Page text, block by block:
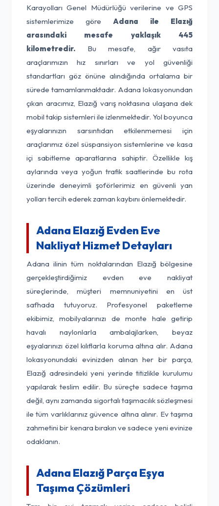
Karayolları Genel Müdürlüğü verilerine ve GPS
sistemlerimize göre Adana ile Elazığ
arasındaki mesafe yaklaşık 445
kilometredir. Bu mesafe, ağır vasıta
araçlarımızın hız sınırları ve yol güvenliği
standartları göz önüne alındığında ortalama bir
sürede tamamlanmaktadır. Adana lokasyonundan
çıkan aracımız, Elazığ varış noktasına ulaşana dek
mobil takip sistemleri ile izlenmektedir. Yol boyunca
eşyalarınızın sarsıntıdan etkilenmemesi için
araçlarımız özel süspansiyon sistemlerine ve kasa
içi sabitleme aparatlarına sahiptir. Özellikle kış
aylarında veya yoğun trafik saatlerinde bu rota
üzerinde deneyimli şoförlerimiz en güvenli yan
yolları tercih ederek zaman kaybını önlemektedir.
Adana Elazığ Evden Eve
Nakliyat Hizmet Detayları
Adana ilinin tüm noktalarından Elazığ bölgesine
gerçekleştirdiğimiz evden eve nakliyat
süreçlerinde, müşteri memnuniyetini en üst
safhada tutuyoruz. Profesyonel paketleme
ekibimiz, mobilyalarınızı de monte hale getirip
havalı naylonlarla ambalajlarken, beyaz
eşyalarınızı özel kılıflarla koruma altına alır. Adana
lokasyonundaki evinizden alınan her bir parça,
Elazığ adresindeki yeni yerinde titizlikle kurulumu
yapılarak teslim edilir. Bu süreçte sadece taşıma
değil, aynı zamanda sigortalı taşımacılık sözleşmesi
ile tüm varlıklarınız güvence altına alınır. Ev taşıma
zahmetini bir kenara bırakın ve sadece yeni evinize
odaklanın.
Adana Elazığ Parça Eşya
Taşıma Çözümleri